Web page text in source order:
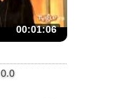
00:01:06
0.0